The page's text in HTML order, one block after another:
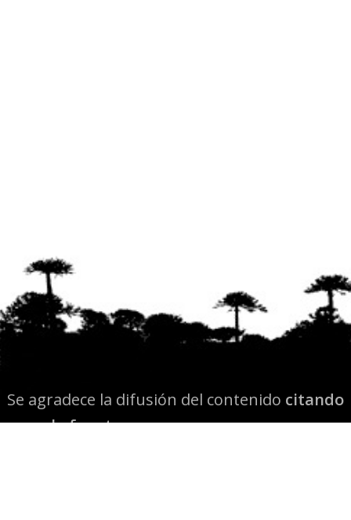
Se agradece la difusión del contenido citando
la fuente www.mapuexpress.org